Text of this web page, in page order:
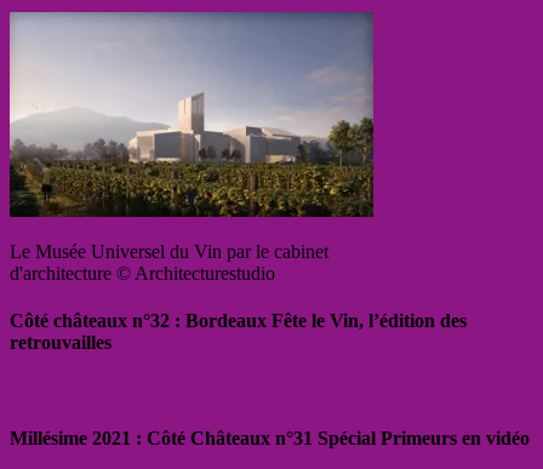
Le Musée Universel du Vin par le cabinet
d'architecture © Architecturestudio
Côté châteaux n°32 : Bordeaux Fête le Vin, l’édition des
retrouvailles
Millésime 2021 : Côté Châteaux n°31 Spécial Primeurs en vidéo